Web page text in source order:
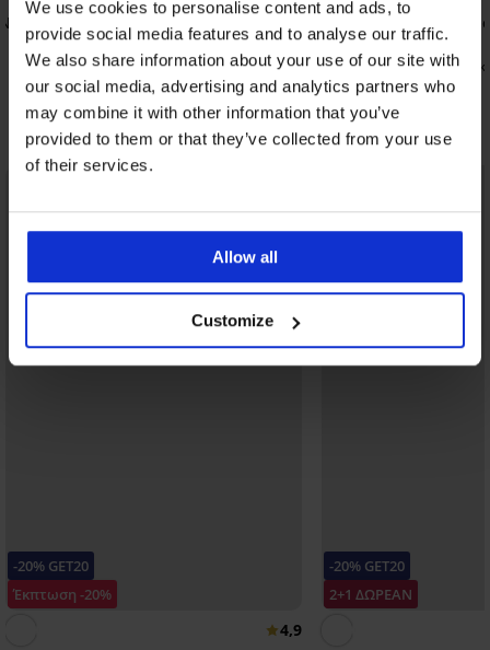
We use cookies to personalise content and ads, to
provide social media features and to analyse our traffic.
We also share information about your use of our site with
our social media, advertising and analytics partners who
may combine it with other information that you’ve
provided to them or that they’ve collected from your use
of their services.
Allow all
Customize
Καλσόν σύσφιξης Basic Push-Up 20
DEN
11,99 €
6,71 € κωδικός: GET20
Καλσόν
11,99 €
6,71 €
Ανακαλύψτε παρόμοια κομμάτια
-20% GET20
Έκπτωση -20%
4,9
-20% GET20
2+1 ΔΩΡΕΑΝ